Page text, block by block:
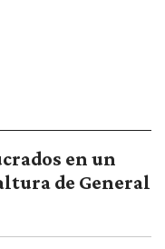
en un
de General